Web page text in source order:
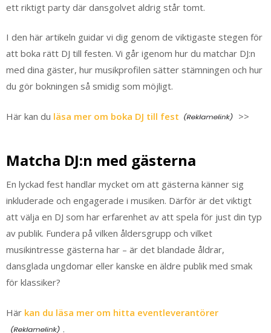
ett riktigt party där dansgolvet aldrig står tomt.
I den här artikeln guidar vi dig genom de viktigaste stegen för
att boka rätt DJ till festen. Vi går igenom hur du matchar DJ:n
med dina gäster, hur musikprofilen sätter stämningen och hur
du gör bokningen så smidig som möjligt.
Här kan du läsa mer om boka DJ till fest >>
Matcha DJ:n med gästerna
En lyckad fest handlar mycket om att gästerna känner sig
inkluderade och engagerade i musiken. Därför är det viktigt
att välja en DJ som har erfarenhet av att spela för just din typ
av publik. Fundera på vilken åldersgrupp och vilket
musikintresse gästerna har – är det blandade åldrar,
dansglada ungdomar eller kanske en äldre publik med smak
för klassiker?
Här kan du läsa mer om hitta eventleverantörer
.